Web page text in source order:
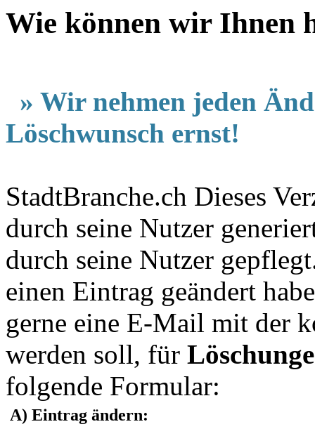
Wie können wir Ihnen
» Wir nehmen jeden
Löschwunsch ernst!
StadtBranche.ch Dieses
durch seine Nutzer
durch seine Nutzer
einen Eintrag geändert
gerne eine E-Mail mit der
werden soll, für
folgende Formular:
A) Eintrag ändern: